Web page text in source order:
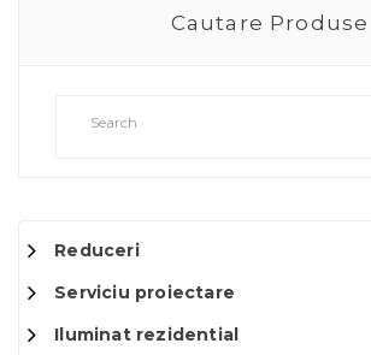
Cautare Produse
Reduceri
Serviciu proiectare
Iluminat rezidential